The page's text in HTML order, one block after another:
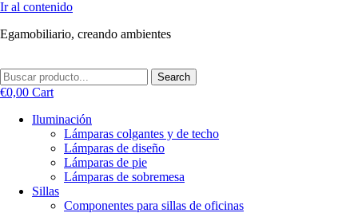
Ir al contenido
Egamobiliario, creando ambientes
Search
€0,00 Cart
Iluminación
Lámparas colgantes y de techo
Lámparas de diseño
Lámparas de pie
Lámparas de sobremesa
Sillas
Componentes para sillas de oficinas